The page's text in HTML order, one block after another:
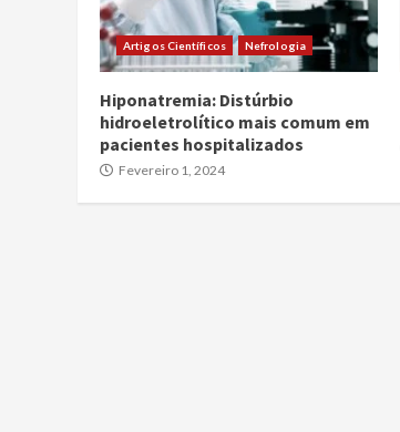
Artigos Científicos Nefrologia
Hiponatremia: Distúrbio
hidroeletrolítico mais comum em
pacientes hospitalizados
Fevereiro 1, 2024